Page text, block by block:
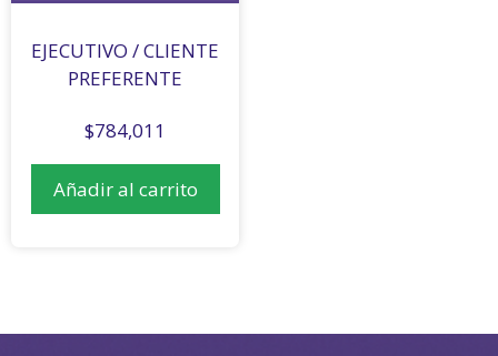
EJECUTIVO / CLIENTE
PREFERENTE
$784,011
Añadir al carrito